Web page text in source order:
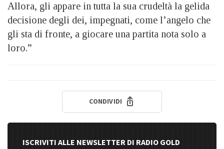
Allora, gli appare in tutta la sua crudeltà la gelida
decisione degli dei, impegnati, come l’angelo che
gli sta di fronte, a giocare una partita nota solo a
loro.”
CONDIVIDI
ISCRIVITI ALLE NEWSLETTER DI RADIO GOLD